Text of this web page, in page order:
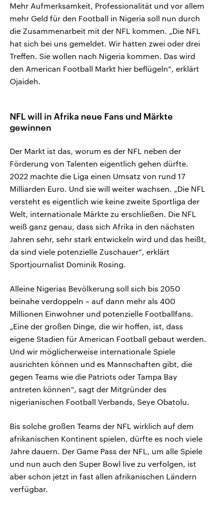
Mehr Aufmerksamkeit, Professionalität und vor allem
mehr Geld für den Football in Nigeria soll nun durch
die Zusammenarbeit mit der NFL kommen. „Die NFL
hat sich bei uns gemeldet. Wir hatten zwei oder drei
Treffen. Sie wollen nach Nigeria kommen. Das wird
den American Football Markt hier beflügeln“, erklärt
Ojaideh.
NFL will in Afrika neue Fans und Märkte
gewinnen
Der Markt ist das, worum es der NFL neben der
Förderung von Talenten eigentlich gehen dürfte.
2022 machte die Liga einen Umsatz von rund 17
Milliarden Euro. Und sie will weiter wachsen. „Die NFL
versteht es eigentlich wie keine zweite Sportliga der
Welt, internationale Märkte zu erschließen. Die NFL
weiß ganz genau, dass sich Afrika in den nächsten
Jahren sehr, sehr stark entwickeln wird und das heißt,
da sind viele potenzielle Zuschauer“, erklärt
Sportjournalist Dominik Rosing.
Alleine Nigerias Bevölkerung soll sich bis 2050
beinahe verdoppeln – auf dann mehr als 400
Millionen Einwohner und potenzielle Footballfans.
„Eine der großen Dinge, die wir hoffen, ist, dass
eigene Stadien für American Football gebaut werden.
Und wir möglicherweise internationale Spiele
ausrichten können und es Mannschaften gibt, die
gegen Teams wie die Patriots oder Tampa Bay
antreten können“, sagt der Mitgründer des
nigerianischen Football Verbands, Seye Obatolu.
Bis solche großen Teams der NFL wirklich auf dem
afrikanischen Kontinent spielen, dürfte es noch viele
Jahre dauern. Der Game Pass der NFL, um alle Spiele
und nun auch den Super Bowl live zu verfolgen, ist
aber schon jetzt in fast allen afrikanischen Ländern
verfügbar.